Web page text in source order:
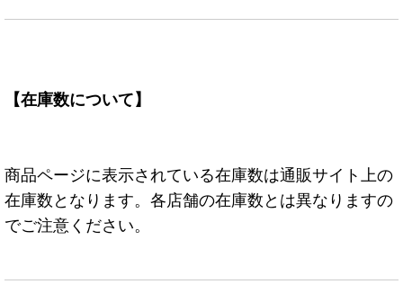
【在庫数について】
商品ページに表示されている在庫数は通販サイト上の
在庫数となります。各店舗の在庫数とは異なりますの
でご注意ください。